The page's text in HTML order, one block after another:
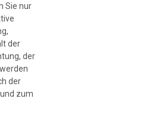
Sie nur
der
der
der
zum